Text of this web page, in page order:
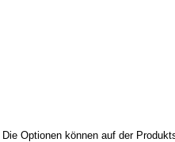
Optionen können auf der